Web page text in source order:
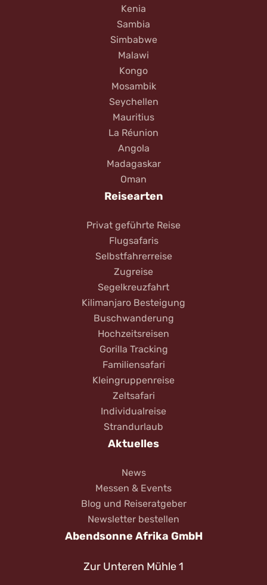
Kenia
Sambia
Simbabwe
Malawi
Kongo
Mosambik
Seychellen
Mauritius
La Réunion
Angola
Madagaskar
Oman
Reisearten
Privat geführte Reise
Flugsafaris
Selbstfahrerreise
Zugreise
Segelkreuzfahrt
Kilimanjaro Besteigung
Buschwanderung
Hochzeitsreisen
Gorilla Tracking
Familiensafari
Kleingruppenreise
Zeltsafari
Individualreise
Strandurlaub
Aktuelles
News
Messen & Events
Blog und Reiseratgeber
Newsletter bestellen
Abendsonne Afrika GmbH
Zur Unteren Mühle 1